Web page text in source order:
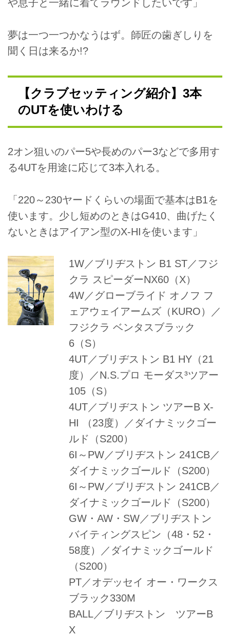
や息子と一緒に着てラウンドしたいです」
夢は一つ一つかなうはず。師匠の歯ぎしりを
聞く日は来るか!?
【クラブセッティング紹介】3本
のUTを使いわける
2オン狙いのパー5や長めのパー3などで多用す
る4UTを用途に応じて3本入れる。
「220～230ヤードくらいの場面で基本はB1を
使います。少し短めのときはG410、曲げたく
ないときはアイアン型のX-HIを使います」
1W／ブリヂストン B1 ST／フジ
クラ スピーダーNX60（X）
4W／グローブライド オノフ フ
ェアウェイアームズ（KURO）／
フジクラ ベンタスブラック
6（S）
4UT／ブリヂストン B1 HY（21
度）／N.S.プロ モーダス³ツアー
105（S）
4UT／ブリヂストン ツアーB X-
HI （23度）／ダイナミックゴー
ルド（S200）
6I～PW／ブリヂストン 241CB／
ダイナミックゴールド（S200）
6I～PW／ブリヂストン 241CB／
ダイナミックゴールド（S200）
GW・AW・SW／ブリヂストン
バイティングスピン（48・52・
58度）／ダイナミックゴールド
（S200）
PT／オデッセイ オー・ワークス
ブラック330M
BALL／ブリヂストン ツアーB
X